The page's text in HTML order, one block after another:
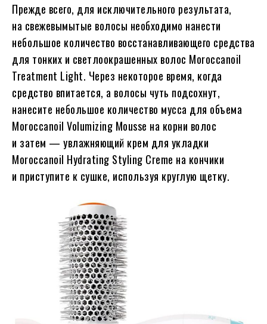
Прежде всего, для исключительного результата,
на свежевымытые волосы необходимо нанести
небольшое количество восстанавливающего средства
для тонких и светлоокрашенных волос Moroccanoil
Treatment Light. Через некоторое время, когда
средство впитается, а волосы чуть подсохнут,
нанесите небольшое количество мусса для объема
Moroccanoil Volumizing Mousse на корни волос
и затем — увлажняющий крем для укладки
Moroccanoil Hydrating Styling Creme на кончики
и приступите к сушке, используя круглую щетку.